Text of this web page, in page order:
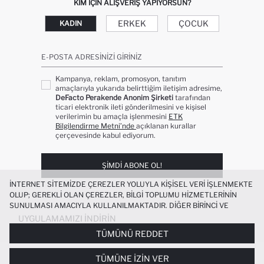
STANDART FIT KISA PAÇA MODAL ŞORT
KIM IÇIN ALIŞVERIŞ YAPIYORSUN?
KADIN ERKEK ÇOCUK
E-POSTA ADRESINIZI GIRINIZ
Kampanya, reklam, promosyon, tanıtım
amaçlarıyla yukarıda belirttiğim iletişim adresime,
DeFacto Perakende Anonim Şirketi tarafından
ticari elektronik ileti gönderilmesini ve kişisel
verilerimin bu amaçla işlenmesini ETK
Bilgilendirme Metni’nde açıklanan kurallar
çerçevesinde kabul ediyorum.
ŞIMDI ABONE OL!
UYGULAMAMIZI İNDIRIN
İNTERNET SITEMIZDE ÇEREZLER YOLUYLA KIŞISEL VERI IŞLENMEKTE
OLUP; GEREKLI OLAN ÇEREZLER, BILGI TOPLUMU HIZMETLERININ
SUNULMASI AMACIYLA KULLANILMAKTADIR. DIĞER BIRINCI VE
ÜÇÜNCÜ TARAF ÇEREZLER ISE SIZE DAHA IYI BIR ALIŞVERIŞ
DENEYIMI SUNULABILMESI, SITEMIZIN DAHA IŞLEVSEL KILINMASI VE
KIŞISELLEŞTIRMESI VE AÇIK RIZA VERMENIZ HALINDE, SIZLERE
YÖNELIK PAZARLAMA FAALIYETLERININ YAPILMASI AMAÇLARIYLA
SINIRLI OLARAK KULLANILACAKTIR. ÇEREZLERE DAIR TERCIHLERINIZI
TÜMÜNÜ REDDET
TÜMÜNE İZIN VER